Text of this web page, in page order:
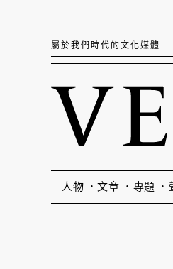
屬於我們時代的文化媒體
人物 文章 專題